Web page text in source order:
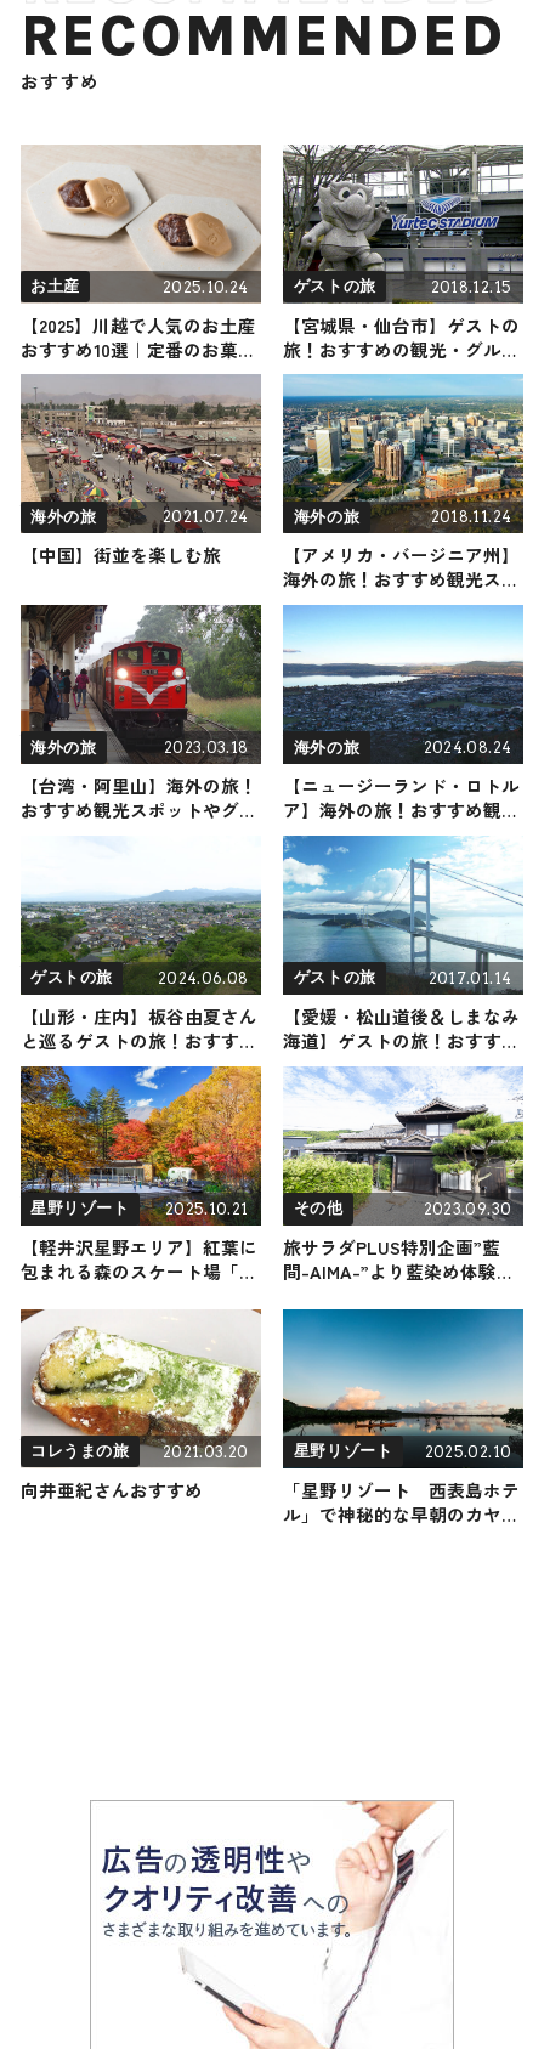
RECOMMENDED
おすすめ
お土産 2025.10.24
【2025】川越で人気のお土産
おすすめ10選｜定番のお菓子
からおしゃれなお土産・ばら
まき用まで幅広く紹介
ゲストの旅 2018.12.15
【宮城県・仙台市】ゲストの
旅！おすすめの観光・グルメ
をご紹介
海外の旅 2021.07.24
【中国】街並を楽しむ旅
海外の旅 2018.11.24
【アメリカ・バージニア州】
海外の旅！おすすめ観光スポ
ットやグルメをリポート
海外の旅 2023.03.18
【台湾・阿里山】海外の旅！
おすすめ観光スポットやグル
メをリポート
海外の旅 2024.08.24
【ニュージーランド・ロトル
ア】海外の旅！おすすめ観光
スポットやグルメをリポート
2024年8月24日放送
ゲストの旅 2024.06.08
【山形・庄内】板谷由夏さん
と巡るゲストの旅！おすすめ
の観光・グルメをご紹介
2024年6月8日放送
ゲストの旅 2017.01.14
【愛媛・松山道後＆しまなみ
海道】ゲストの旅！おすすめ
の観光・グルメをご紹介
星野リゾート 2025.10.21
【軽井沢星野エリア】紅葉に
包まれる森のスケート場「ケ
プン！ 期間限定のライトア
ップと紅葉ラテアートも登場
します
その他 2023.09.30
旅サラダPLUS特別企画”藍
間-AIMA-”より藍染め体験付
る！ 抽選で1組(最大6名様)に
一泊二日「本邸朝食＋藍染め
体験」付きの宿泊券をプレゼ
ント！
コレうまの旅 2021.03.20
向井亜紀さんおすすめ
星野リゾート 2025.02.10
「星野リゾート 西表島ホテ
ル」で神秘的な早朝のカヤッ